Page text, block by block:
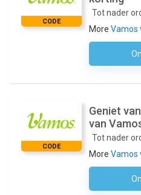
CODE
Tot nader
More Vamos
CODE
Geniet
van
Tot nader
More Vamos